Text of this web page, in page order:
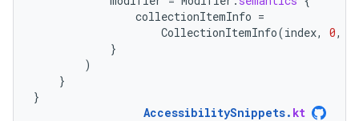
collectionItemInfo =
CollectionItemInfo(index, 0,
}
)
}
}
AccessibilitySnippets. kt